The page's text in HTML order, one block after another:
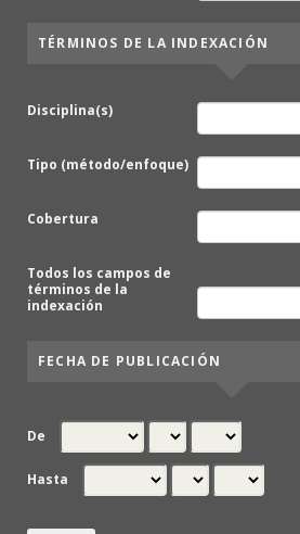
TÉRMINOS DE LA INDEXACIÓN
Disciplina(s)
Tipo (método/enfoque)
Cobertura
Todos los campos de
términos de la
indexación
FECHA DE PUBLICACIÓN
De
Hasta